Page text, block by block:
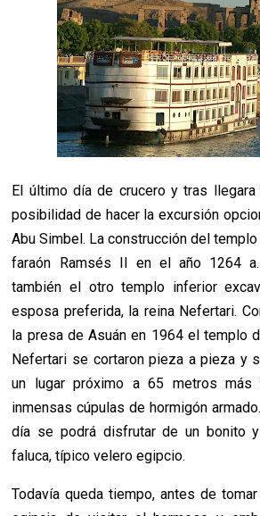
El último día de crucero y tras
posibilidad de hacer la excursión
Abu Simbel. La construcción del
faraón Ramsés II en el año 1264
también el otro templo inferior
esposa preferida, la reina Nefertari.
la presa de Asuán en 1964 el templo
Nefertari se cortaron pieza a pieza y
un lugar próximo a 65 metros más
inmensas cúpulas de hormigón
día se podrá disfrutar de un bonito
faluca, típico velero egipcio.
Todavía queda tiempo, antes de